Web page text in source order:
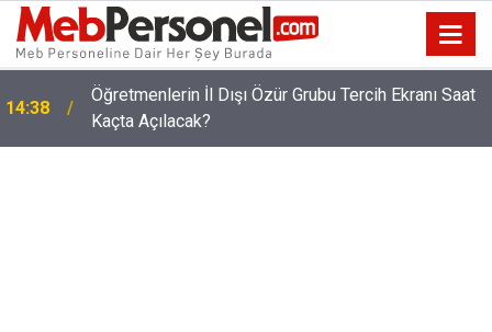
14:11
O Öğretmenlere 15 Ağustos'ta Ek Ödeme
Yapılacak!